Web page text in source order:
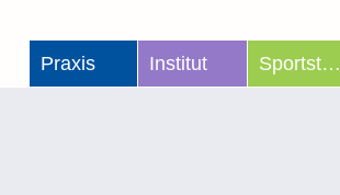
Praxis Institut Sportstudio